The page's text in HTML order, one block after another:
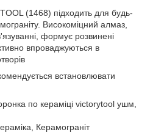
(1468) підходить для будь-
Високоміцний алмаз,
формує розвинені
впроваджуються в
встановлювати
по кераміці victorytool ушм,
Керамограніт